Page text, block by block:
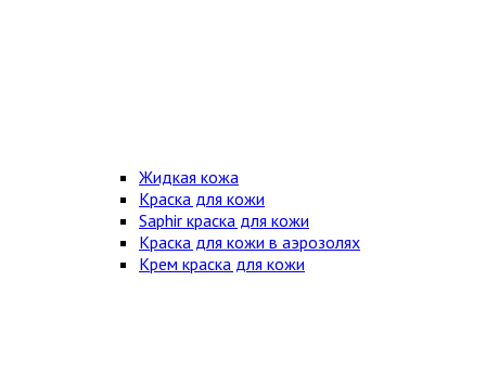
Жидкая кожа
Краска для кожи
Saphir краска для кожи
Краска для кожи в аэрозолях
Крем краска для кожи